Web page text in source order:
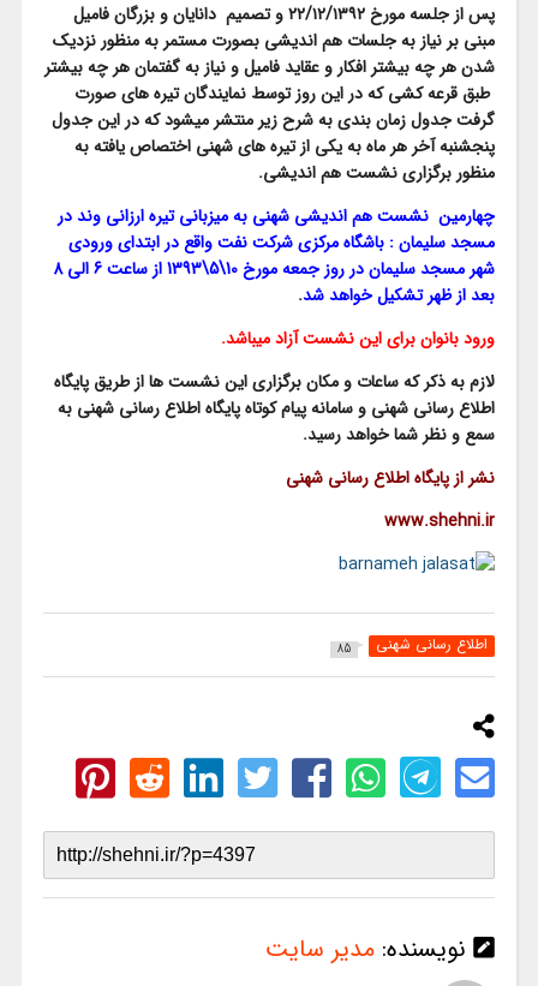
پس از جلسه مورخ ۲۲/۱۲/۱۳۹۲ و تصمیم دانایان و بزرگان فامیل
مبنی بر نیاز به جلسات هم اندیشی بصورت مستمر به منظور نزدیک
شدن هر چه بیشتر افکار و عقاید فامیل و نیاز به گفتمان هر چه بیشتر
طبق قرعه کشی که در این روز توسط نمایندگان تیره های صورت
گرفت جدول زمان بندی به شرح زیر منتشر میشود که در این جدول
پنجشنبه آخر هر ماه به یکی از تیره های شهنی اختصاص یافته به
منظور برگزاری نشست هم اندیشی.
چهارمین نشست هم اندیشی شهنی به میزبانی تیره ارزانی وند در
مسجد سلیمان : باشگاه مرکزی شرکت نفت واقع در ابتدای ورودی
شهر مسجد سلیمان در روز جمعه مورخ 10\5\1393 از ساعت 6 الی 8
بعد از ظهر تشکیل خواهد شد.
ورود بانوان برای این نشست آزاد میباشد.
لازم به ذکر که ساعات و مکان برگزاری این نشست ها از طریق پایگاه
اطلاع رسانی شهنی و سامانه پیام کوتاه پایگاه اطلاع رسانی شهنی به
سمع و نظر شما خواهد رسید.
نشر از پایگاه اطلاع رسانی شهنی
www.shehni.ir
اطلاع رسانی شهنی 85
نویسنده: مدیر سایت